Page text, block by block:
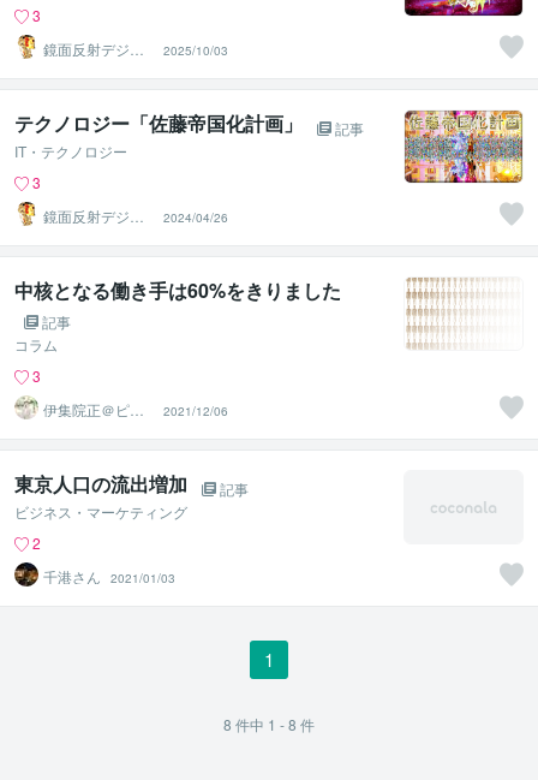
3
鏡面反射デジタ
ルアート製作所
（鈴木穣）
2025/10/03
テクノロジー「佐藤帝国化計画」
記事
IT・テクノロジー
3
鏡面反射デジタ
ルアート製作所
（鈴木穣）
2024/04/26
中核となる働き手は60%をきりました
記事
コラム
3
伊集院正＠ピー
プルエナジー株
式会社
2021/12/06
東京人口の流出増加
記事
ビジネス・マーケティング
2
千港さん
2021/01/03
1
8 件中 1 - 8 件